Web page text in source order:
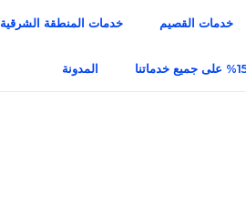
خدمات القصيم خدمات المنطقة الشرقية
المدونة